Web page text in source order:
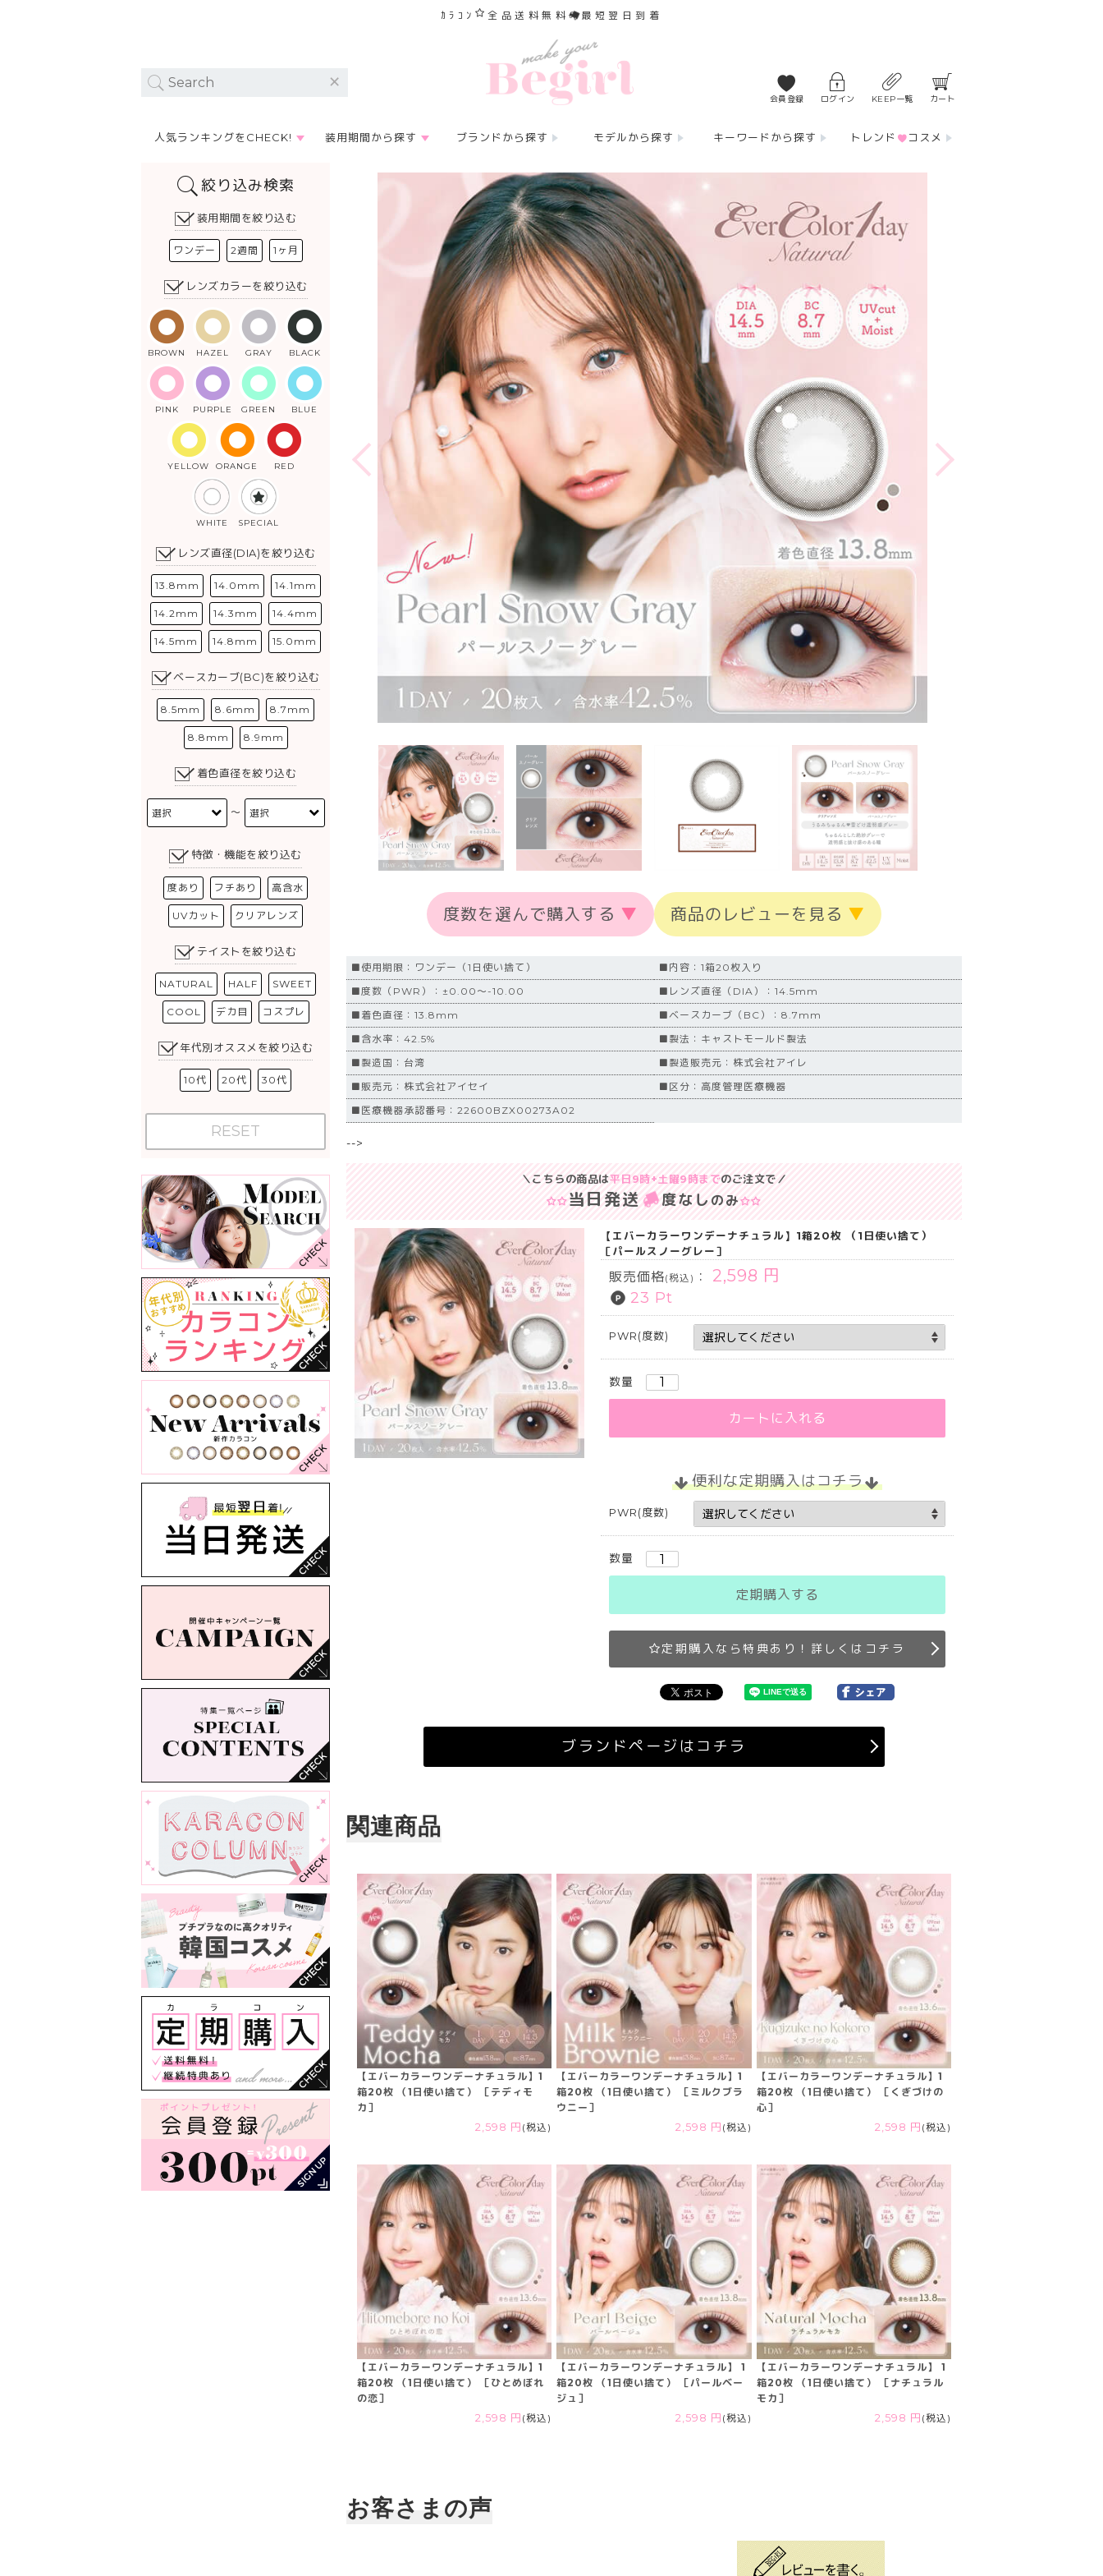
ｶﾗｺﾝ 全品送料無料 最短翌日到着
会員登録 ログイン KEEP一覧 カート
人気ランキングをCHECK! 装用期間から探す ブランドから探す モデルから探す キーワードから探す トレンド コスメ
絞り込み検索
装用期間を絞り込む
ワンデー 2週間 1ヶ月
レンズカラーを絞り込む
BROWN HAZEL GRAY BLACK
PINK PURPLE GREEN BLUE
YELLOW ORANGE RED
WHITE SPECIAL
レンズ直径(DIA)を絞り込む
13.8mm 14.0mm 14.1mm
14.2mm 14.3mm 14.4mm
14.5mm 14.8mm 15.0mm
ベースカーブ(BC)を絞り込む
8.5mm 8.6mm 8.7mm
8.8mm 8.9mm
着色直径を絞り込む
〜
特徴・機能を絞り込む
度あり フチあり 高含水
UVカット クリアレンズ
テイストを絞り込む
NATURAL HALF SWEET
COOL デカ目 コスプレ
年代別オススメを絞り込む
10代 20代 30代
RESET
度数を選んで購入する ▼ 商品のレビューを見る ▼
■使用期限：ワンデー（1日使い捨て）
■内容：1箱20枚入り
■度数（PWR）：±0.00～-10.00
■レンズ直径（DIA）：14.5mm
■着色直径：13.8mm
■ベースカーブ（BC）：8.7mm
■含水率：42.5%
■製法：キャストモールド製法
■製造国：台湾
■製造販売元：株式会社アイレ
■販売元：株式会社アイセイ
■区分：高度管理医療機器
■医療機器承認番号：22600BZX00273A02
-->
＼こちらの商品は平日9時+土曜9時までのご注文で／
当日発送 度なし のみ
【エバーカラーワンデーナチュラル】1箱20枚 （1日使い捨て）
［パールスノーグレー］
販売価格(税込) ： 2,598 円
23 Pt
PWR(度数)
数量
カートに入れる
便利な定期購入はコチラ
PWR(度数)
数量
定期購入する
定期購入なら特典あり！詳しくはコチラ
ブランドページはコチラ
関連商品
【エバーカラーワンデーナチュラル】1
箱20枚 （1日使い捨て） ［テディモ
カ］
2,598 円 (税込)
【エバーカラーワンデーナチュラル】1
箱20枚 （1日使い捨て） ［ミルクブラ
ウニー］
2,598 円 (税込)
【エバーカラーワンデーナチュラル】1
箱20枚 （1日使い捨て） ［くぎづけの
心］
2,598 円 (税込)
【エバーカラーワンデーナチュラル】1
箱20枚 （1日使い捨て） ［ひとめぼれ
の恋］
2,598 円 (税込)
【エバーカラーワンデーナチュラル】 1
箱20枚 （1日使い捨て） ［パールベー
ジュ］
2,598 円 (税込)
【エバーカラーワンデーナチュラル】 1
箱20枚 （1日使い捨て） ［ナチュラル
モカ］
2,598 円 (税込)
お客さまの声